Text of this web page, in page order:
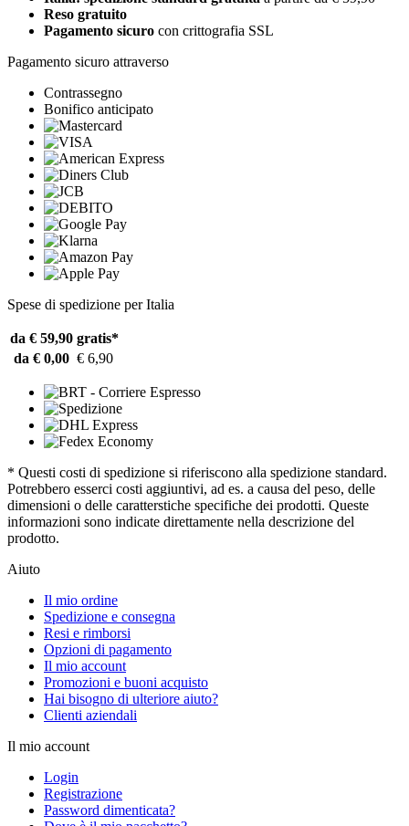
Reso gratuito
Pagamento sicuro con crittografia SSL
Pagamento sicuro attraverso
Contrassegno
Bonifico anticipato
Spese di spedizione per Italia
da € 59,90 gratis*
da € 0,00 € 6,90
* Questi costi di spedizione si riferiscono alla spedizione standard.
Potrebbero esserci costi aggiuntivi, ad es. a causa del peso, delle
dimensioni o delle caratterstiche specifiche dei prodotti. Queste
informazioni sono indicate direttamente nella descrizione del
prodotto.
Aiuto
Il mio ordine
Spedizione e consegna
Resi e rimborsi
Opzioni di pagamento
Il mio account
Promozioni e buoni acquisto
Hai bisogno di ulteriore aiuto?
Clienti aziendali
Il mio account
Login
Registrazione
Password dimenticata?